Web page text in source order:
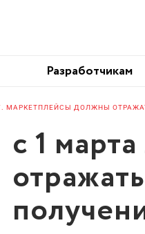
Разработчикам
с 1